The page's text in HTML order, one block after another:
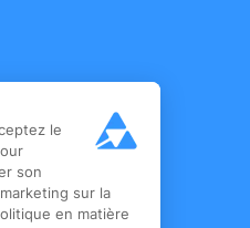
le
son
sur la
en matière